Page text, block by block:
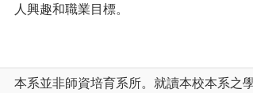
人興趣和職業目標。
本系並非師資培育系所。就讀本校本系之